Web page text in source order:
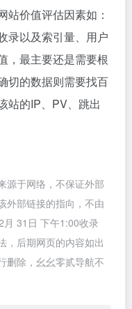
站价值评估因素如：
录以及索引量、用户
，最主要还是需要根
切的数据则需要找百
站的IP、PV、跳出
源于网络，不保证外部
外部链接的指向，不由
31日 下午1:00收录
，后期网页的内容如出
删除，幺幺零贰导航不